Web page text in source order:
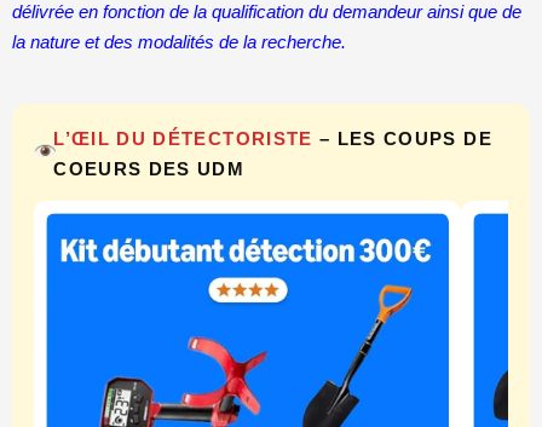
délivrée en fonction de la qualification du demandeur ainsi que de
la nature et des modalités de la recherche.
L’ŒIL DU DÉTECTORISTE – LES COUPS DE
COEURS DES UDM